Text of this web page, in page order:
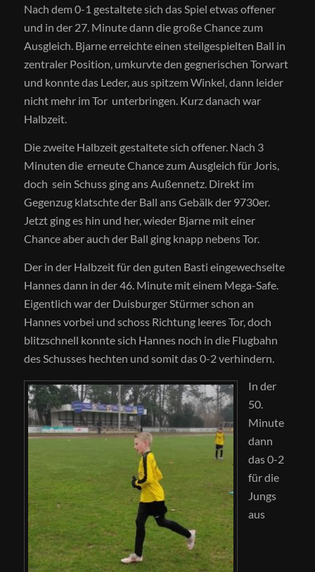
Nach dem 0-1 gestaltete sich das Spiel etwas offener
und in der 27. Minute dann die große Chance zum
Ausgleich. Bjarne erreichte einen steilgespielten Ball in
zentraler Position, umkurvte den gegnerischen Torwart
und konnte das Leder, aus spitzem Winkel, dann leider
nicht mehr im Tor unterbringen. Kurz danach war
Halbzeit.
Die zweite Halbzeit gestaltete sich offener. Nach 3
Minuten die erneute Chance zum Ausgleich für Joris,
doch sein Schuss ging ans Außennetz. Direkt im
Gegenzug klatschte der Ball ans Gebälk der 9730er.
Jetzt ging es hin und her, wieder Bjarne mit einer
Chance aber auch der Ball ging knapp nebens Tor.
Der in der Halbzeit für den guten Basti eingewechselte
Hannes dann in der 46. Minute mit einem Mega-Safe.
Eigentlich war der Duisburger Stürmer schon an
Hannes vorbei und schoss Richtung leeres Tor, doch
blitzschnell konnte sich Hannes noch in die Flugbahn
des Schusses hechten und somit das 0-2 verhindern.
In der
50.
Minute
dann
das 0-2
für die
Jungs
aus